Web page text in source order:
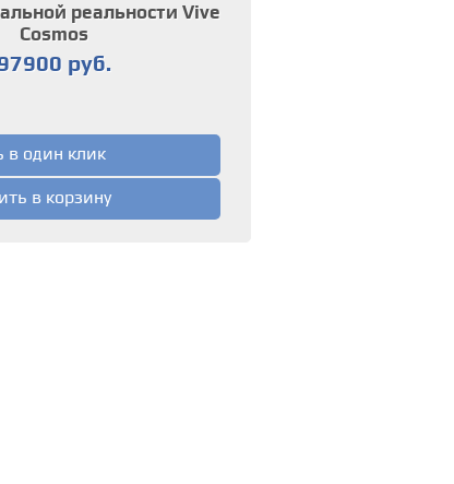
реальности Vive
Cosmos
руб.
в один клик
в корзину